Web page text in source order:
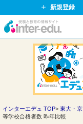
新規登録
イ
ド
ッ
インターエデュ TOP 東大・
等学校合格者数 昨年比較